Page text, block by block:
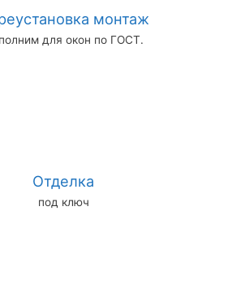
монтаж
для окон по ГОСТ.
Отделка
под ключ